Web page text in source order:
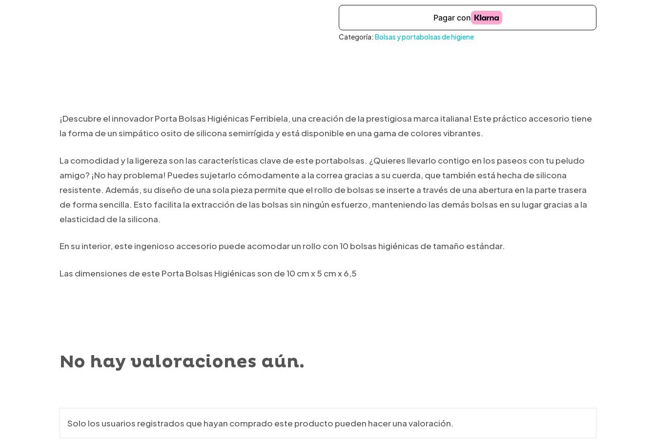
Categoría: Bolsas y portabolsas de higiene
¡Descubre el innovador Porta Bolsas Higiénicas Ferribiela, una creación de la prestigiosa marca italiana! Este práctico accesorio tiene
la forma de un simpático osito de silicona semirrígida y está disponible en una gama de colores vibrantes.
La comodidad y la ligereza son las características clave de este portabolsas. ¿Quieres llevarlo contigo en los paseos con tu peludo
amigo? ¡No hay problema! Puedes sujetarlo cómodamente a la correa gracias a su cuerda, que también está hecha de silicona
resistente. Además, su diseño de una sola pieza permite que el rollo de bolsas se inserte a través de una abertura en la parte trasera
de forma sencilla. Esto facilita la extracción de las bolsas sin ningún esfuerzo, manteniendo las demás bolsas en su lugar gracias a la
elasticidad de la silicona.
En su interior, este ingenioso accesorio puede acomodar un rollo con 10 bolsas higiénicas de tamaño estándar.
Las dimensiones de este Porta Bolsas Higiénicas son de 10 cm x 5 cm x 6,5
No hay valoraciones aún.
Solo los usuarios registrados que hayan comprado este producto pueden hacer una valoración.